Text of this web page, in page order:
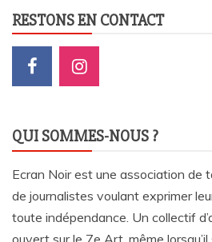
RESTONS EN CONTACT
QUI SOMMES-NOUS ?
Ecran Noir est une association de
de journalistes voulant exprimer
toute indépendance. Un collectif